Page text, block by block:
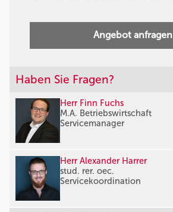
Angebot anfragen
Haben Sie Fragen?
Herr Finn Fuchs
M.A. Betriebswirtschaft
Servicemanager
Herr Alexander Harrer
stud. rer. oec.
Servicekoordination